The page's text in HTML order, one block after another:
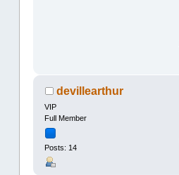
devillearthur
VIP
Full Member
Posts: 14